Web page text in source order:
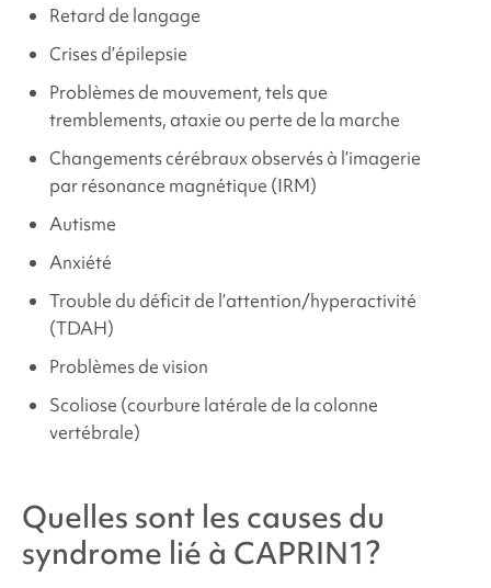
Retard de langage
Crises d’épilepsie
Problèmes de mouvement, tels que
tremblements, ataxie ou perte de la marche
Changements cérébraux observés à l’imagerie
par résonance magnétique (IRM)
Autisme
Anxiété
Trouble du déficit de l’attention/hyperactivité
(TDAH)
Problèmes de vision
Scoliose (courbure latérale de la colonne
vertébrale)
Quelles sont les causes du
syndrome lié à CAPRIN1?